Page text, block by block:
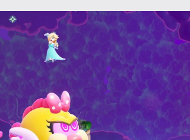
majd ki egy direkte Switch 2-re
fejlesztett folytatásból...